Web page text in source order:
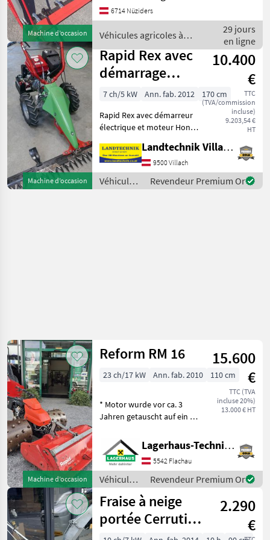
Machine d’occasion
Radausschaltung, Holmen
auch sperrbar,
Stachelwalzen Stahl 4-
Reihig. Grundmasch
6714 Nüziders
Véhicules agricoles à
moteur / Rapid
29 jours
en ligne
Machine d’occasion
Rapid Rex avec
démarrage
électrique
10.400
€
TTC
(TVA/commission
incluse)
9.203,54 €
HT
7 ch/5 kW Ann. fab. 2012
170 cm
Rapid Rex avec démarreur
électrique et moteur Honda
moteur hydraulique, pneus
en caoutchouc, barre de
coupe de 1, 70 m avec 2
semelles de glisseme
Landtechnik Villach GmbH
9500 Villach
Véhicules
agricoles
Revendeur Premium Or
Machine d’occasion
Reform RM 16
15.600
€
TTC (TVA
incluse 20%)
13.000 € HT
23 ch/17 kW Ann. fab. 2010 110 cm
* Motor wurde vor ca. 3
Jahren getauscht auf ein 23
Eisenstachelwalzen * inkl.
Mulcher 110cm Breit Bj.:
2019 Wir bitten telefoni
Lagerhaus-Technik Flachau
5542 Flachau
Véhicules
agricoles
à moteur /
Reform
Revendeur Premium Or
Fraise à neige
portée Cerruti
DX 900
2.290
€